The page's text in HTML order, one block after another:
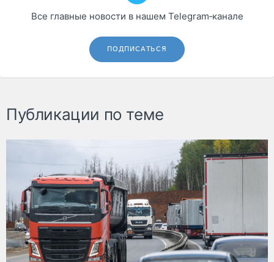
Все главные новости в нашем Telegram‑канале
ПОДПИСАТЬСЯ
Публикации по теме